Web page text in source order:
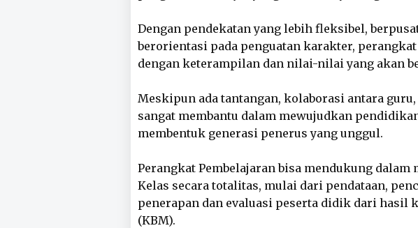
Dengan pendekatan yang lebih fleksibel,
berorientasi pada penguatan karakter,
dengan keterampilan dan nilai-nilai yang akan
Meskipun ada tantangan, kolaborasi antara
sangat membantu dalam mewujudkan
membentuk generasi penerus yang unggul.
Perangkat Pembelajaran bisa mendukung
Kelas secara totalitas, mulai dari pendataan,
penerapan dan evaluasi peserta didik dari hasil
(KBM).